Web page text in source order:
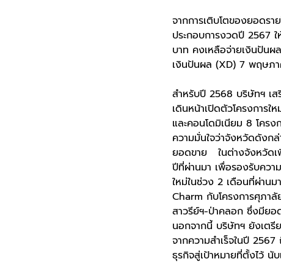
จากการเติบโตของยอดร
ประกอบการงวดปี 2567
บาท คงเหลือจ่ายเงินปัน
เงินปันผล (XD) 7 พฤษภ
สำหรับปี 2568 บริษัทฯ เ
เดินหน้าเปิดตัวโครงการ
และคอนโดมิเนียม 8 โคร
ความมั่นใจว่าจังหวัดดังก
ยอดขาย ในต่างจังหวัดเ
ปีที่ผ่านมา เพื่อรองรับควา
ใหม่ในช่วง 2 เดือนที่ผ่าน
Charm กับโครงการศุภา
สาวรีย์ฯ-ป่าคลอก ซึ่งมียอ
นอกจากนี้ บริษัทฯ ยังเต
จากความสำเร็จในปี
ธุรกิจสู่เป้าหมายที่ตั้งไว้